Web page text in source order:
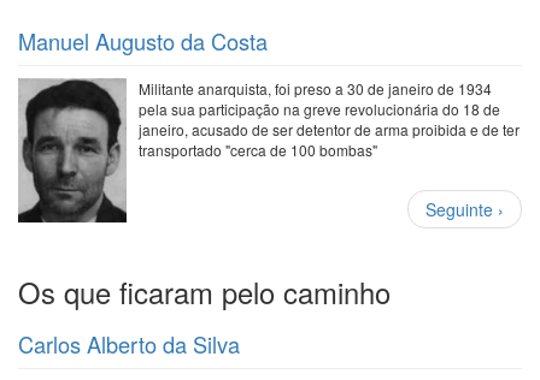
Manuel Augusto da Costa
Militante anarquista, foi preso a 30 de janeiro de 1934
pela sua participação na greve revolucionária do 18 de
janeiro, acusado de ser detentor de arma proibida e de ter
transportado "cerca de 100 bombas"
Paginação
Próxima
página
Seguinte ›
Os que ficaram pelo caminho
Carlos Alberto da Silva